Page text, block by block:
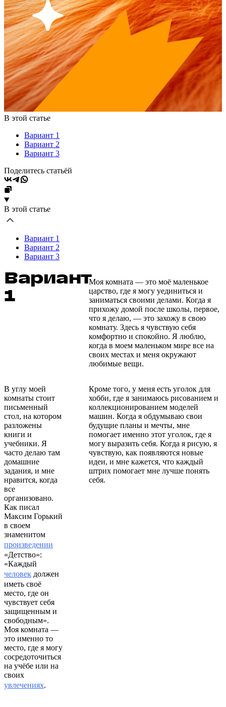
В этой статье
Вариант 1
Вариант 2
Вариант 3
Поделитесь статьёй
В этой статье
Вариант 1
Вариант 2
Вариант 3
Вариант
1
Моя комната — это моё маленькое
царство, где я могу уединиться и
заниматься своими делами. Когда я
прихожу домой после школы, первое,
что я делаю, — это захожу в свою
комнату. Здесь я чувствую себя
комфортно и спокойно. Я люблю,
когда в моем маленьком мире все на
своих местах и меня окружают
любимые вещи.
В углу моей
комнаты стоит
письменный
стол, на котором
разложены
книги и
учебники. Я
часто делаю там
домашние
задания, и мне
нравится, когда
все
организовано.
Как писал
Максим Горький
в своем
знаменитом
произведении
«Детство»:
«Каждый
человек должен
иметь своё
место, где он
чувствует себя
защищенным и
свободным».
Моя комната —
это именно то
место, где я могу
сосредоточиться
на учёбе или на
своих
увлечениях.
Кроме того, у меня есть уголок для
хобби, где я занимаюсь рисованием и
коллекционированием моделей
машин. Когда я обдумываю свои
будущие планы и мечты, мне
помогает именно этот уголок, где я
могу выразить себя. Когда я рисую, я
чувствую, как появляются новые
идеи, и мне кажется, что каждый
штрих помогает мне лучше понять
себя.